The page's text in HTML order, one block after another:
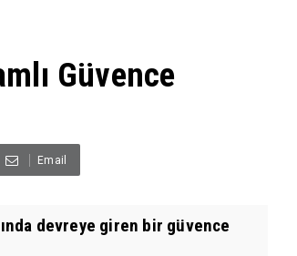
Güvence
Email
devreye giren bir güvence